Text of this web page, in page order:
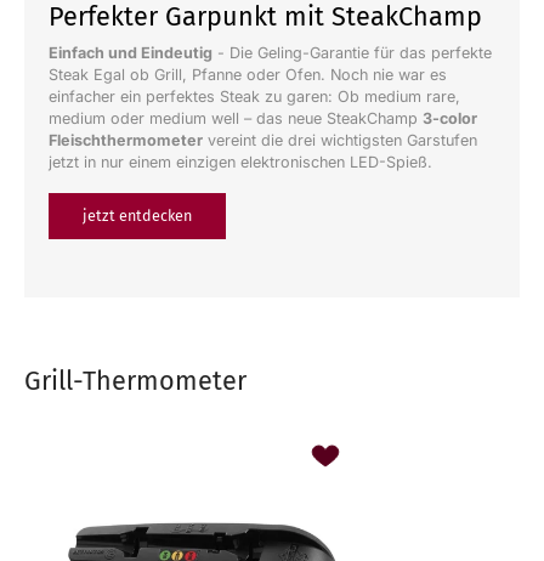
Perfekter Garpunkt mit SteakChamp
Einfach und Eindeutig - Die Geling-Garantie für das perfekte
Steak Egal ob Grill, Pfanne oder Ofen. Noch nie war es
einfacher ein perfektes Steak zu garen: Ob medium rare,
medium oder medium well – das neue SteakChamp 3-color
Fleischthermometer vereint die drei wichtigsten Garstufen
jetzt in nur einem einzigen elektronischen LED-Spieß.
jetzt entdecken
Grill-Thermometer